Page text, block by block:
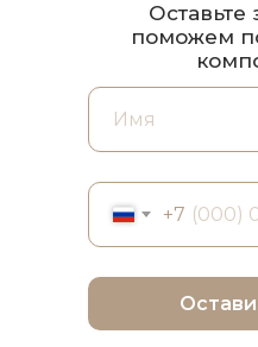
+7
Оставьте
поможем